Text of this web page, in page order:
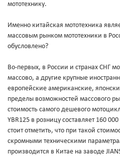
мототехнику.
Именно китайская мототехника
массовым рынком мототехники в
обусловлено?
Во-первых, в России и странах СНГ
массово, а другие крупные
европейские американские,
пределы возможностей массового
стоимость самого дешевого
YBR125 в розницу составляет 160
стоит отметить, что при такой
скромными техническими
производится в Китае на заводе